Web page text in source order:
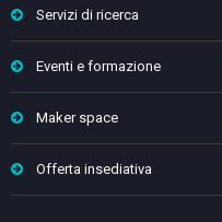
Servizi di ricerca
Eventi e formazione
Maker space
Offerta insediativa